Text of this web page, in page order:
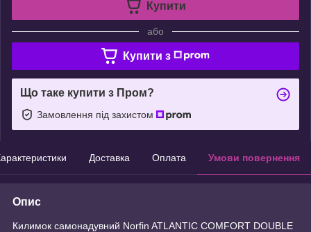
Купити
або
Купити з
Що таке купити з Пром?
Замовлення під захистом
Доставка Оплата Умови повернення
Опис
Килимок самонадувний Norfin ATLANTIC COMFORT DOUBLE